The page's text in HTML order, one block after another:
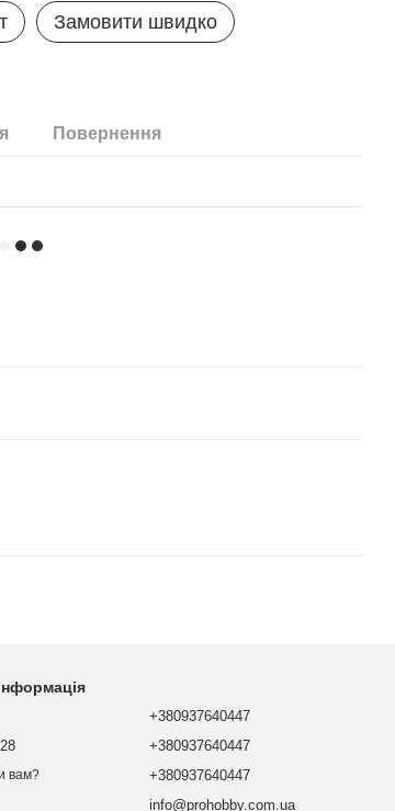
Замовити швидко
Повернення
вам?
+380937640447
+380937640447
+380937640447
info@prohobby.com.ua